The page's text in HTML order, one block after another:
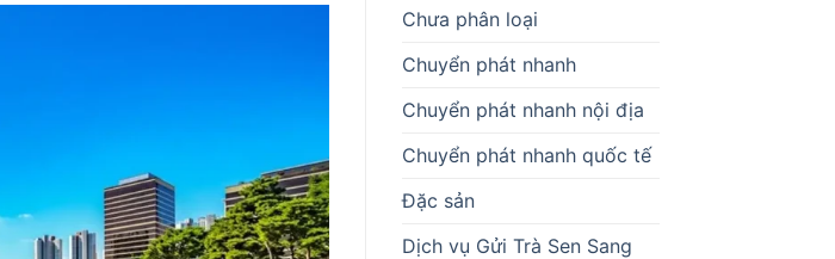
Chưa phân loại
Chuyển phát nhanh
Chuyển phát nhanh nội địa
Chuyển phát nhanh quốc tế
Đặc sản
Dịch vụ Gửi Trà Sen Sang